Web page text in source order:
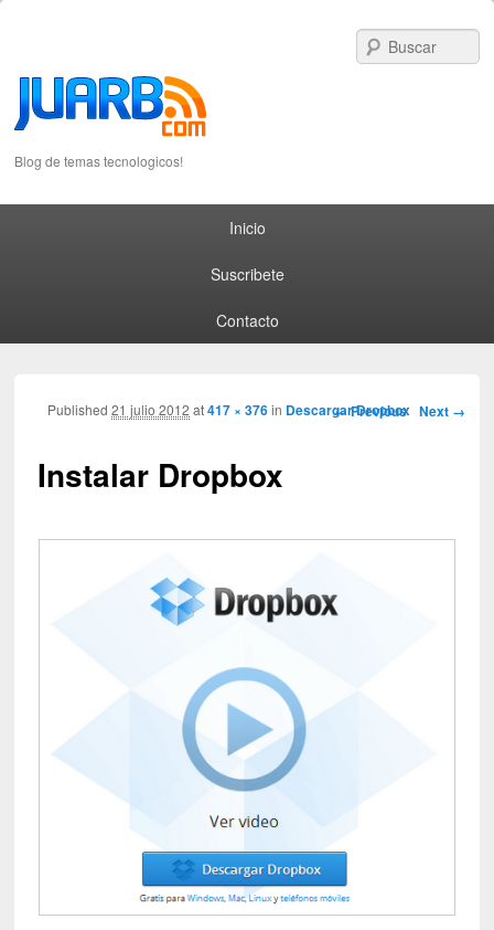
Blog de temas tecnologicos!
Inicio
Suscribete
Contacto
Image navigation
← Previous Next →
Instalar Dropbox
Published21 julio 2012 at417 × 376in Descargar Dropbox